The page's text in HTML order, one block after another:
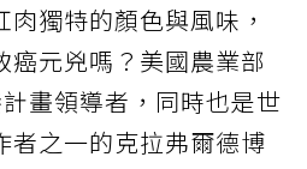
獨特的顏色與風味，
癌元兇嗎？美國農業部
計畫領導者，同時也是世
者之一的克拉弗爾德博